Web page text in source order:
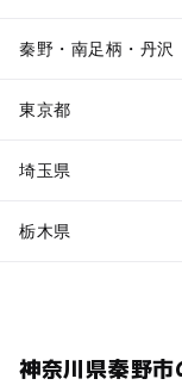
秦野・南足柄・丹沢
東京都
埼玉県
栃木県
神奈川県秦野市